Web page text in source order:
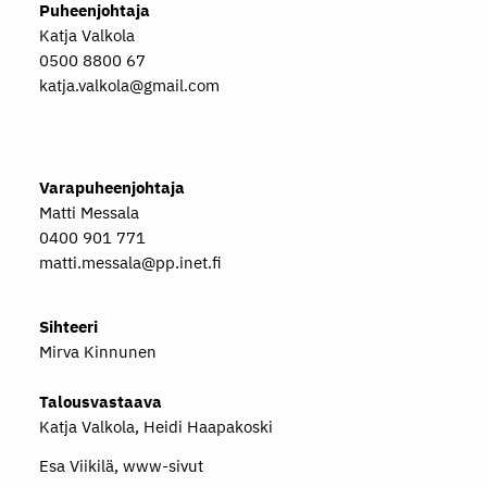
Puheenjohtaja
Katja Valkola
0500 8800 67
katja.valkola@gmail.com
Varapuheenjohtaja
Matti Messala
0400 901 771
matti.messala@pp.inet.fi
Sihteeri
Mirva Kinnunen
Talousvastaava
Katja Valkola, Heidi Haapakoski
Esa Viikilä, www-sivut